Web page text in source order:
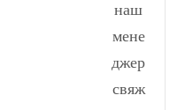
наш
мене
джер
свяж